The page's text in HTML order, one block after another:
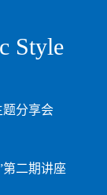
Style
题分享会
第二期讲座